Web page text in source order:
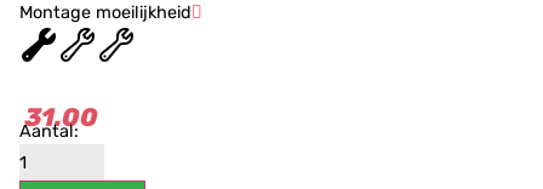
Montage moeilijkheid
★★★
31.00